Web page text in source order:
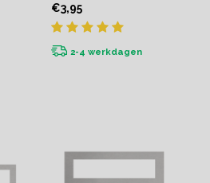
€3,95
2-4 werkdagen